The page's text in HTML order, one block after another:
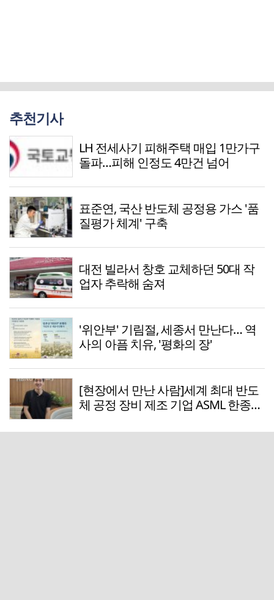
추천기사
LH 전세사기 피해주택 매입 1만가구
돌파…피해 인정도 4만건 넘어
표준연, 국산 반도체 공정용 가스 '품
질평가 체계' 구축
대전 빌라서 창호 교체하던 50대 작
업자 추락해 숨져
'위안부' 기림절, 세종서 만난다… 역
사의 아픔 치유, '평화의 장'
[현장에서 만난 사람]세계 최대 반도
체 공정 장비 제조 기업 ASML 한종호